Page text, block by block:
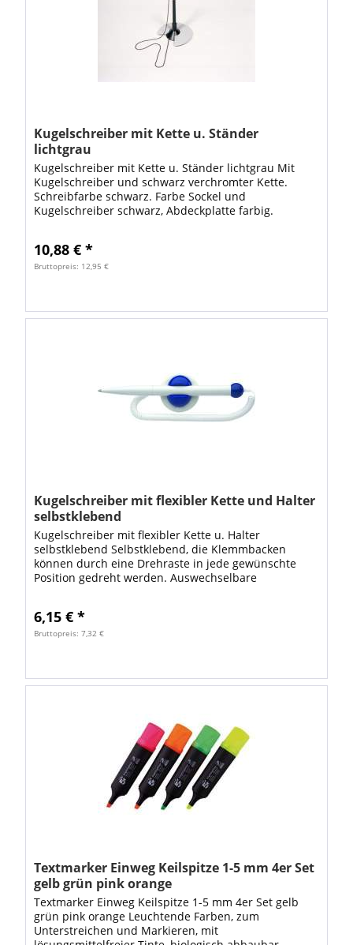
Kugelschreiber mit Kette u. Ständer
lichtgrau
Kugelschreiber mit Kette u. Ständer lichtgrau Mit
Kugelschreiber und schwarz verchromter Kette.
Schreibfarbe schwarz. Farbe Sockel und
Kugelschreiber schwarz, Abdeckplatte farbig.
10,88 € *
Bruttopreis: 12,95 €
Kugelschreiber mit flexibler Kette und Halter
selbstklebend
Kugelschreiber mit flexibler Kette u. Halter
selbstklebend Selbstklebend, die Klemmbacken
können durch eine Drehraste in jede gewünschte
Position gedreht werden. Auswechselbare
6,15 € *
Bruttopreis: 7,32 €
Textmarker Einweg Keilspitze 1-5 mm 4er Set
gelb grün pink orange
Textmarker Einweg Keilspitze 1-5 mm 4er Set gelb
grün pink orange Leuchtende Farben, zum
Unterstreichen und Markieren, mit